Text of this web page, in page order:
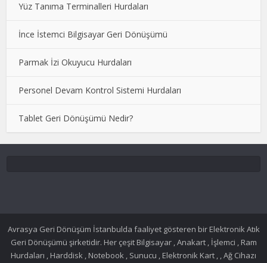
Yüz Tanıma Terminalleri Hurdaları
İnce İstemci Bilgisayar Geri Dönüşümü
Parmak İzi Okuyucu Hurdaları
Personel Devam Kontrol Sistemi Hurdaları
Tablet Geri Dönüşümü Nedir?
Avrasya Geri Dönüşüm İstanbulda faaliyet gösteren bir Elektronik Atık
Geri Dönüşümü şirketidir. Her çeşit Bilgisayar , Anakart , İşlemci , Ram
Hurdaları , Harddisk , Notebook , Sunucu , Elektronik Kart , , Ağ Cihazı